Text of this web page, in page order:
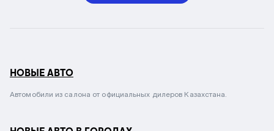
НОВЫЕ АВТО
Автомобили из салона от официальных дилеров Казахстана.